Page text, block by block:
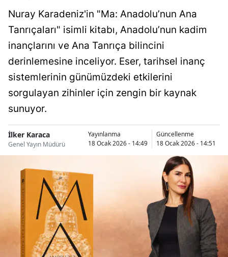
Nuray Karadeniz'in "Ma: Anadolu’nun Ana
Tanrıçaları" isimli kitabı, Anadolu’nun kadim
inançlarını ve Ana Tanrıça bilincini
derinlemesine inceliyor. Eser, tarihsel inanç
sistemlerinin günümüzdeki etkilerini
sorgulayan zihinler için zengin bir kaynak
sunuyor.
İlker Karaca
Genel Yayın Müdürü
Yayınlanma
18 Ocak 2026 - 14:49
Güncellenme
18 Ocak 2026 - 14:51